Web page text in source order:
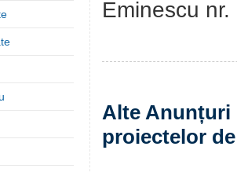
Eminescu
Alte Anunțuri
proiectelor